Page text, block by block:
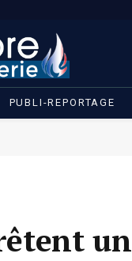
PUBLI-REPORTAGE